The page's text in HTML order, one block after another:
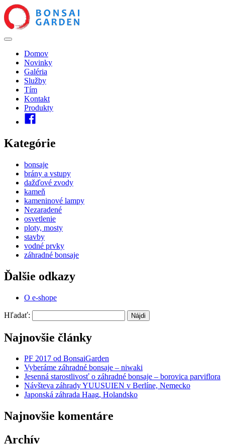
Domov
Novinky
Galéria
Služby
Tím
Kontakt
Produkty
Kategórie
bonsaje
brány a vstupy
dažďové zvody
kameň
kameninové lampy
Nezaradené
osvetlenie
ploty, mosty
stavby
vodné prvky
záhradné bonsaje
Ďalšie odkazy
O e-shope
Hľadať:
Najnovšie články
PF 2017 od BonsaiGarden
Vyberáme záhradné bonsaje – niwaki
Jesenná starostlivosť o záhradné bonsaje – borovica parviflora
Návšteva záhrady YUUSUIEN v Berlíne, Nemecko
Japonská záhrada Haag, Holandsko
Najnovšie komentáre
Archív